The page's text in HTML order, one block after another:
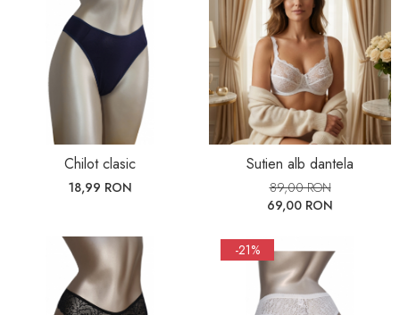
Chilot clasic
18,99 RON
Sutien alb dantela
89,00 RON
69,00 RON
-21%